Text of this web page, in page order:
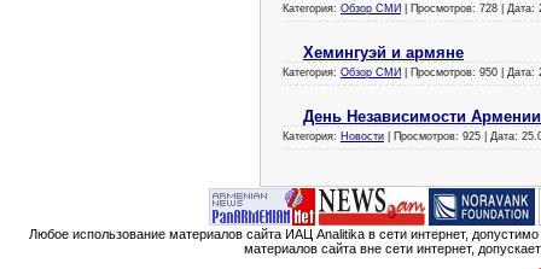
Категория: Обзор СМИ | Просмотров: 728 | Дата:
Хемингуэй и армяне
Категория: Обзор СМИ | Просмотров: 950 | Дата:
День Независимости
Категория: Новости | Просмотров: 925 | Дата:
Любое использование материалов сайта ИАЦ Analitika в сети интернет,
материалов сайта вне сети интернет,